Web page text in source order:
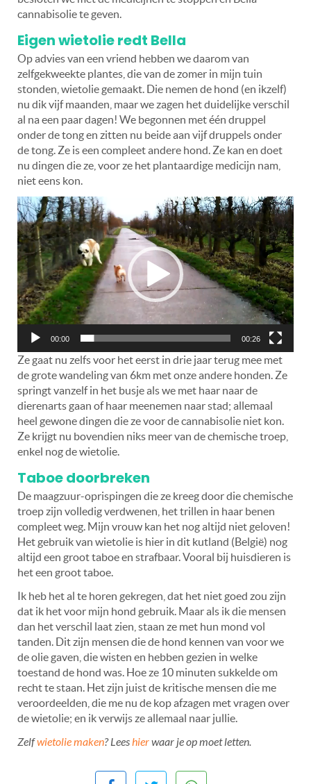
cannabisolie te geven.
Eigen wietolie redt Bella
Op advies van een vriend hebben we daarom van
zelfgekweekte plantes, die van de zomer in mijn tuin
stonden, wietolie gemaakt. Die nemen de hond (en ikzelf)
nu dik vijf maanden, maar we zagen het duidelijke verschil
al na een paar dagen! We begonnen met één druppel
onder de tong en zitten nu beide aan vijf druppels onder
de tong. Ze is een compleet andere hond. Ze kan en doet
nu dingen die ze, voor ze het plantaardige medicijn nam,
niet eens kon.
Videospeler
00:00 00:26
Ze gaat nu zelfs voor het eerst in drie jaar terug mee met
de grote wandeling van 6km met onze andere honden. Ze
springt vanzelf in het busje als we met haar naar de
dierenarts gaan of haar meenemen naar stad; allemaal
heel gewone dingen die ze voor de cannabisolie niet kon.
Ze krijgt nu bovendien niks meer van de chemische troep,
enkel nog de wietolie.
Taboe doorbreken
De maagzuur-oprispingen die ze kreeg door die chemische
troep zijn volledig verdwenen, het trillen in haar benen
compleet weg. Mijn vrouw kan het nog altijd niet geloven!
Het gebruik van wietolie is hier in dit kutland (België) nog
altijd een groot taboe en strafbaar. Vooral bij huisdieren is
het een groot taboe.
Ik heb het al te horen gekregen, dat het niet goed zou zijn
dat ik het voor mijn hond gebruik. Maar als ik die mensen
dan het verschil laat zien, staan ze met hun mond vol
tanden. Dit zijn mensen die de hond kennen van voor we
de olie gaven, die wisten en hebben gezien in welke
toestand de hond was. Hoe ze 10 minuten sukkelde om
recht te staan. Het zijn juist de kritische mensen die me
veroordeelden, die me nu de kop afzagen met vragen over
de wietolie; en ik verwijs ze allemaal naar jullie.
Zelfwietolie maken? Leeshierwaar je op moet letten.